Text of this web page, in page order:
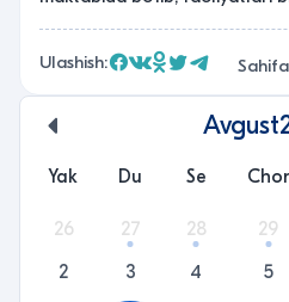
Ulashish:
Avgust
Yak Du Se Chor
26 27 28 29
2
3 4 5